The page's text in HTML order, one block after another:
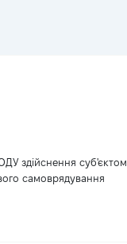
здійснення суб'єктом
самоврядування